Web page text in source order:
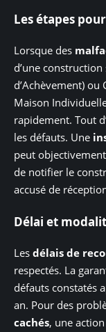
Les étapes
Lorsque des
d’une construction
d’Achèvement) ou
Maison
rapidement. Tout
les défauts. Une
peut
de notifier le
accusé de
Délai et
Les délais de
respectés. La
défauts constatés
an. Pour des
cachés, une